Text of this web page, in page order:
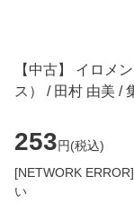
【中古】 イロメ
ス） / 田村 由美 /
253円(税込)
[NETWORK
い